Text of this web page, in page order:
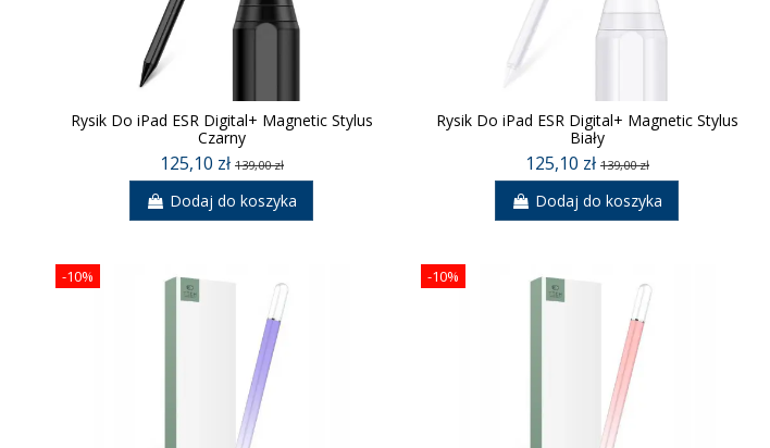
Rysik Do iPad ESR Digital+ Magnetic Stylus
Czarny
125,10 zł 139,00 zł
Dodaj do koszyka
Rysik Do iPad ESR Digital+ Magnetic Stylus
Biały
125,10 zł 139,00 zł
Dodaj do koszyka
-10% -10%